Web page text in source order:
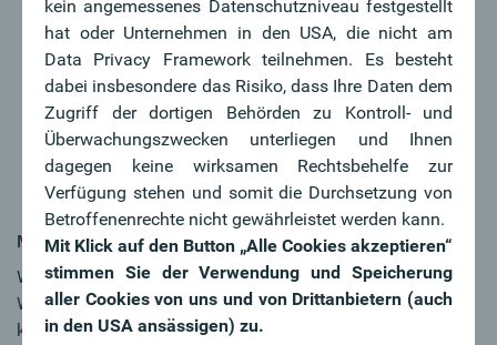
Sie arbeiten strukturiert und organisiert, sind
zuverlässig und können komplexe Inhalte rasch
erfassen.
Sie kommunizieren klar, treten sicher auf und bringen
eine ausgeprägte Teamplayer-Mentalität mit.
Sie bringen ausgeprägte technische Affinität mit,
interessieren sich für Neue Medien und verfolgen
Trends rund um Daten, Automatisierung und KI.
MY FUTURE
Wir bieten Ihnen in der Oberbank hervorragende
Weiterentwicklungs- und Karrieremöglichkeiten, einen
krisensicheren Arbeitsplatz sowie ein kollegiales
kein angemessenes Datenschutzniveau festgestellt
hat oder Unternehmen in den USA, die nicht am
Data Privacy Framework teilnehmen. Es besteht
dabei insbesondere das Risiko, dass Ihre Daten dem
Zugriff der dortigen Behörden zu Kontroll- und
Überwachungszwecken unterliegen und Ihnen
dagegen keine wirksamen Rechtsbehelfe zur
Verfügung stehen und somit die Durchsetzung von
Betroffenenrechte nicht gewährleistet werden kann.
Mit Klick auf den Button „Alle Cookies akzeptieren“
stimmen Sie der Verwendung und Speicherung
aller Cookies von uns und von Drittanbietern (auch
in den USA ansässigen) zu.